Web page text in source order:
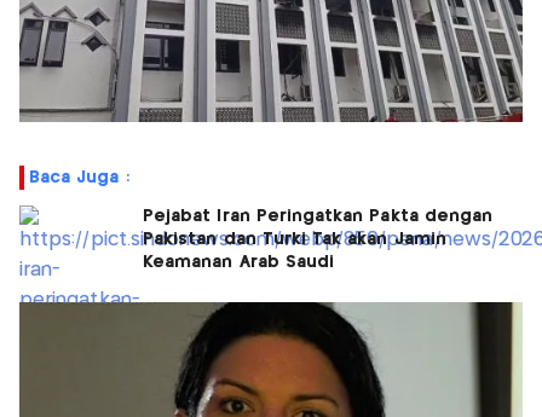
Baca Juga :
Pejabat Iran Peringatkan Pakta dengan
Pakistan dan Turki Tak akan Jamin
Keamanan Arab Saudi